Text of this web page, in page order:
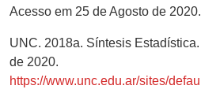
Acesso em 25 de Agosto de 2020.
UNC. 2018a. Síntesis
de 2020.
https://www.unc.edu.ar/sites/default/files/